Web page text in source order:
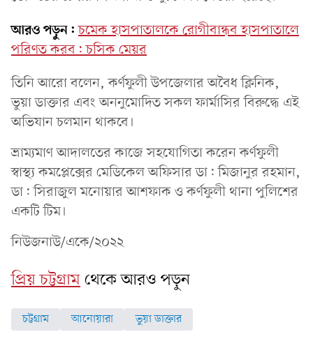
আরও পড়ুন: চমেক হাসপাতালকে রোগীবান্ধব হাসপাতালে
পরিণত করব: চসিক মেয়র
তিনি আরো বলেন, কর্ণফুলী উপজেলার অবৈধ ক্লিনিক,
ভুয়া ডাক্তার এবং অননুমোদিত সকল ফার্মাসির বিরুদ্ধে এই
অভিযান চলমান থাকবে।
ভ্রাম্যমাণ আদালতের কাজে সহযোগিতা করেন কর্ণফুলী
স্বাস্থ্য কমপ্লেক্সের মেডিকেল অফিসার ডা: মিজানুর রহমান,
ডা: সিরাজুল মনোয়ার আশফাক ও কর্ণফুলী থানা পুলিশের
একটি টিম।
নিউজনাউ/একে/২০২২
প্রিয় চট্টগ্রামথেকে আরও পড়ুন
চট্টগ্রাম আনোয়ারা ভুয়া ডাক্তার